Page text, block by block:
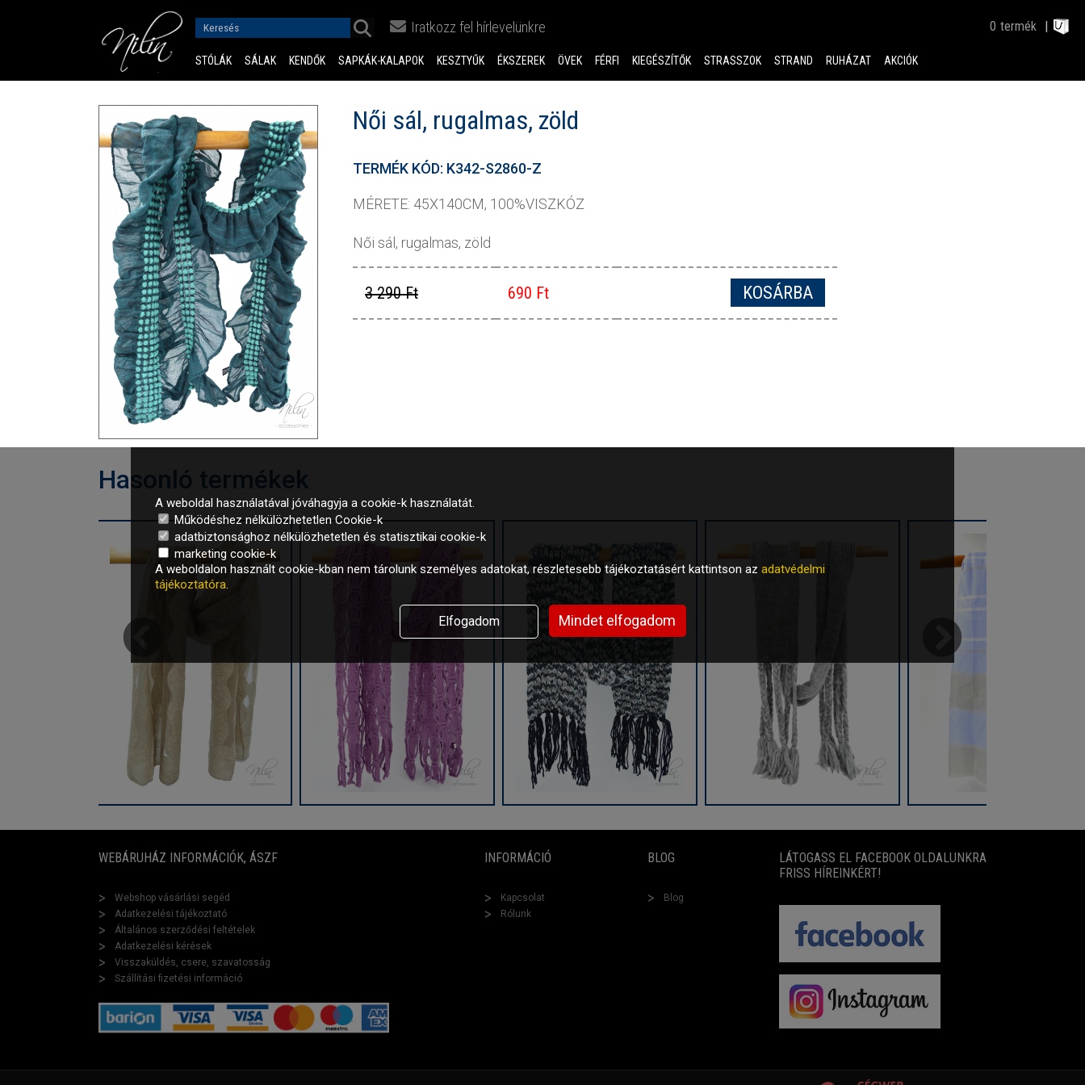
Iratkozz fel hírlevelünkre 0 termék
STÓLÁK SÁLAK KENDŐK SAPKÁK-KALAPOK KESZTYŰK ÉKSZEREK ÖVEK FÉRFI KIEGÉSZÍTŐK STRASSZOK STRAND RUHÁZAT AKCIÓK
Női sál, rugalmas, zöld
TERMÉK KÓD: K342-S2860-Z
MÉRETE: 45X140CM, 100%VISZKÓZ
Női sál, rugalmas, zöld
3 290 Ft 690 Ft KOSÁRBA
Hasonló termékek
WEBÁRUHÁZ INFORMÁCIÓK, ÁSZF
Webshop vásárlási segéd
Adatkezelési tájékoztató
Általános szerződési feltételek
Adatkezelési kérések
Visszaküldés, csere, szavatosság
Szállítási fizetési információ
INFORMÁCIÓ
Kapcsolat
Rólunk
BLOG
Blog
LÁTOGASS EL FACEBOOK OLDALUNKRA
FRISS HÍREINKÉRT!
A weboldal használatával jóváhagyja a cookie-k használatát.
Működéshez nélkülözhetetlen Cookie-k
adatbiztonsághoz nélkülözhetetlen és statisztikai cookie-k
marketing cookie-k
A weboldalon használt cookie-kban nem tárolunk személyes adatokat, részletesebb tájékoztatásért kattintson az adatvédelmi
tájékoztatóra.
Elfogadom Mindet elfogadom